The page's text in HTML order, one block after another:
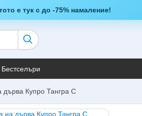
е тук с до -75% намаление!
Бестселъри
дърва Купро Тангра С